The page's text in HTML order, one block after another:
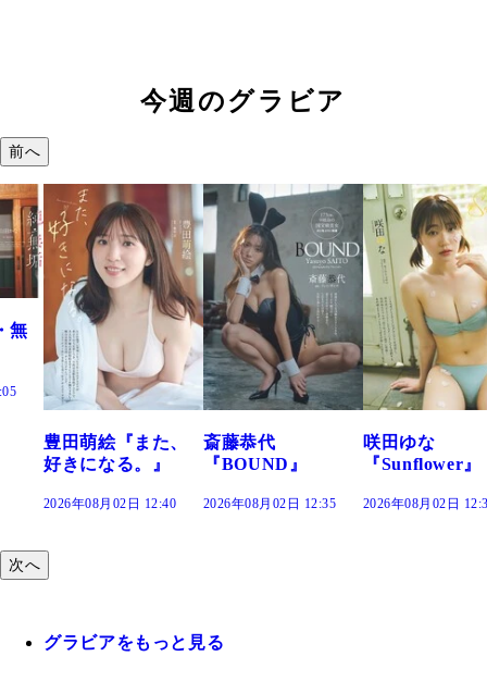
今週のグラビア
前へ
斎藤恭代
『BOUND』
2026年08月02日 12:35
咲田ゆな
『Sunflower』
2026年08月02日 12:30
藤水咲桜『花
だまり』
2026年08月02日
次へ
グラビアをもっと見る